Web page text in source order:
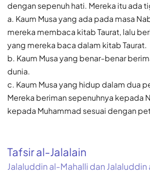
dengan sepenuh hati. Mereka itu ada
a. Kaum Musa yang ada pada masa
mereka membaca kitab Taurat, lalu
yang mereka baca dalam kitab Taurat.
b. Kaum Musa yang benar-benar
dunia.
c. Kaum Musa yang hidup dalam dua
Mereka beriman sepenuhnya kepada
kepada Muhammad sesuai dengan
Tafsir al-Jalalain
Jalaluddin al-Mahalli dan Jalaluddin